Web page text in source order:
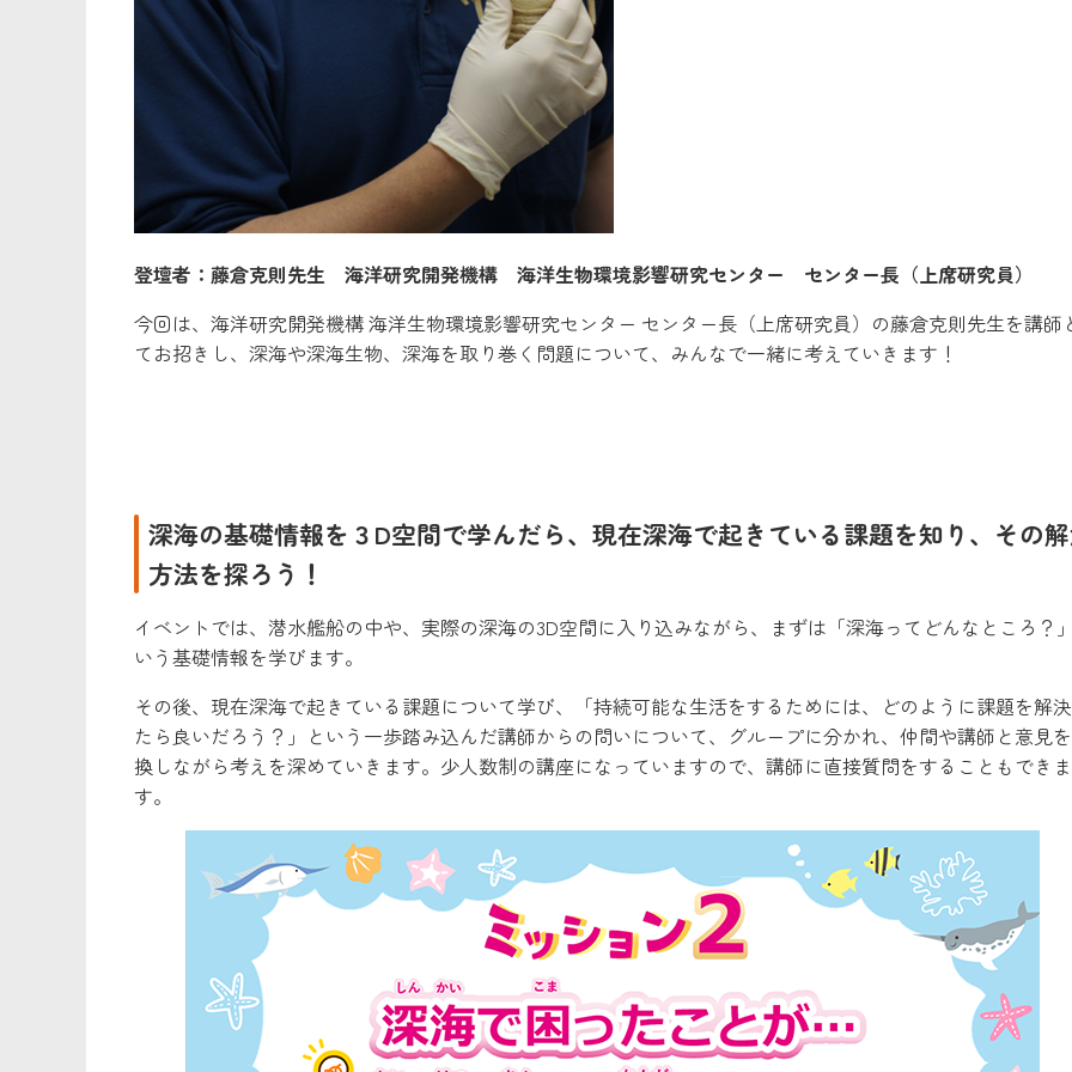
登壇者：藤倉克則先生 海洋研究開発機構 海洋生物環境影響研究センター センター長（上席研究員）
今回は、海洋研究開発機構 海洋生物環境影響研究センター センター長（上席研究員）の藤倉克則先生を講師
てお招きし、深海や深海生物、深海を取り巻く問題について、みんなで一緒に考えていきます！
深海の基礎情報を３D空間で学んだら、現在深海で起きている課題を知り、その
方法を探ろう！
イベントでは、潜水艦船の中や、実際の深海の3D空間に入り込みながら、まずは「深海ってどんなところ？
いう基礎情報を学びます。
その後、現在深海で起きている課題について学び、「持続可能な生活をするためには、どのように課題を解
たら良いだろう？」という一歩踏み込んだ講師からの問いについて、グループに分かれ、仲間や講師と意見
換しながら考えを深めていきます。少人数制の講座になっていますので、講師に直接質問をすることもできま
す。